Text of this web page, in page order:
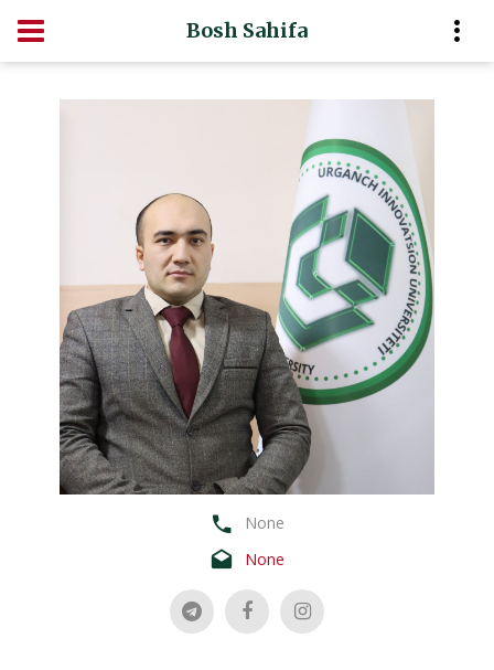
Bosh Sahifa
None
None